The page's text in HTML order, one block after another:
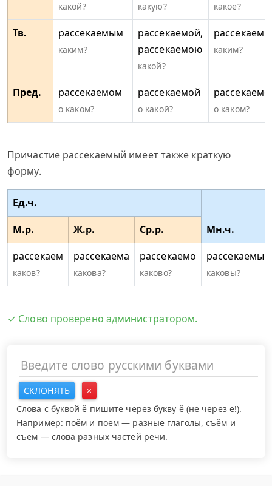
какой? какую? какое?
Тв. рассекаемым
каким?
рассекаемой,
рассекаемою
какой?
каким?
Пред. рассекаемом
о каком?
рассекаемой
о какой? о каком?
Причастие рассекаемый имеет также краткую
форму.
Ед.ч.
Мн.ч.
М.р. Ж.р.
Ср.р.
рассекаем
каков?
рассекаема
какова?
рассекаемо
каково?
рассекаемы
каковы?
✓ Слово проверено администратором.
СКЛОНЯТЬ
×
Слова с буквой ё пишите через букву ё (не через е!).
Например: поём и поем — разные глаголы, съём и
съем — слова разных частей речи.